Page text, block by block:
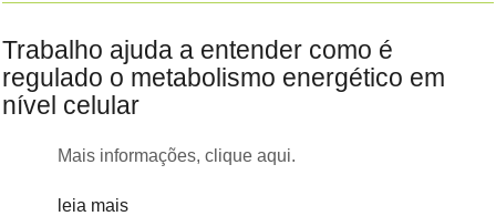
Trabalho ajuda a entender como é
regulado o metabolismo energético em
nível celular
Mais informações, clique aqui.
leia mais